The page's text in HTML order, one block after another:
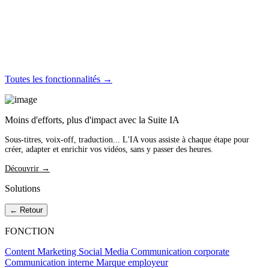
Toutes les fonctionnalités →
Moins d'efforts, plus d'impact avec la Suite IA
Sous-titres, voix-off, traduction... L'IA vous assiste à chaque étape pour
créer, adapter et enrichir vos vidéos, sans y passer des heures.
Découvrir →
Solutions
← Retour
FONCTION
Content Marketing Social Media Communication corporate
Communication interne Marque employeur